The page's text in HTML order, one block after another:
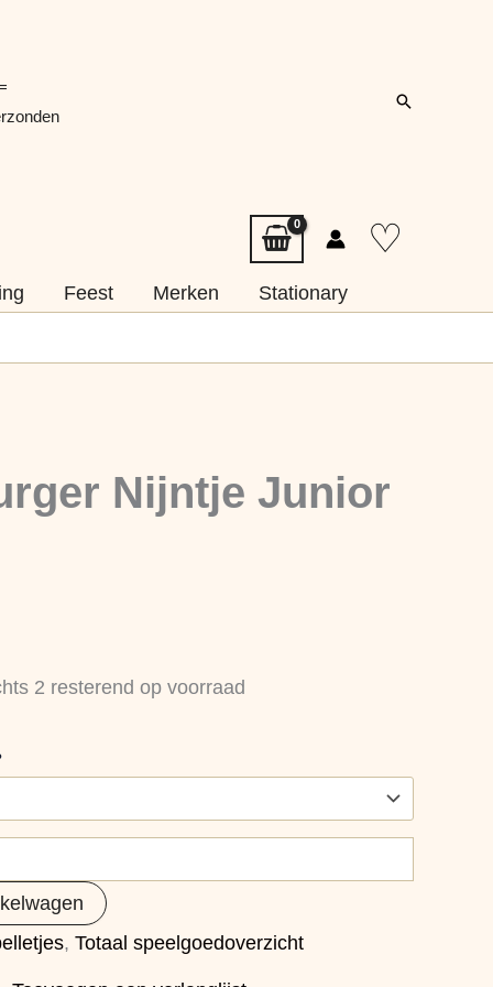
Zoeken
♡
Feest Merken
Stationary
Nijntje Junior
2 resterend op voorraad
, Totaal speelgoedoverzicht